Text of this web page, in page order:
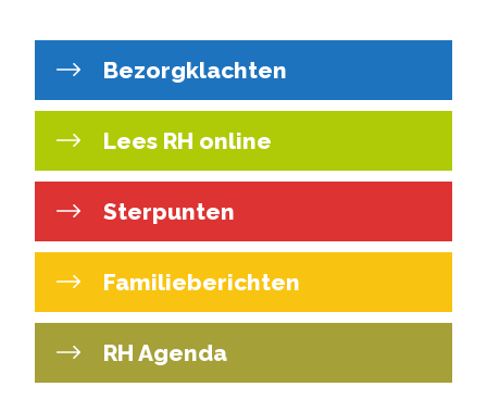
Bezorgklachten
Lees RH online
Sterpunten
Familieberichten
RH Agenda